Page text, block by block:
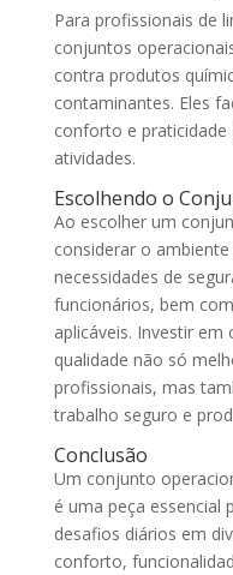
Para profissionais de
conjuntos
contra produtos
contaminantes. Eles
conforto e praticidade
atividades.
Escolhendo o
Ao escolher um
considerar o
necessidades de
funcionários, bem
aplicáveis. Investir
qualidade não só
profissionais, mas
trabalho seguro e
Conclusão
Um conjunto
é uma peça essencial
desafios diários em
conforto,